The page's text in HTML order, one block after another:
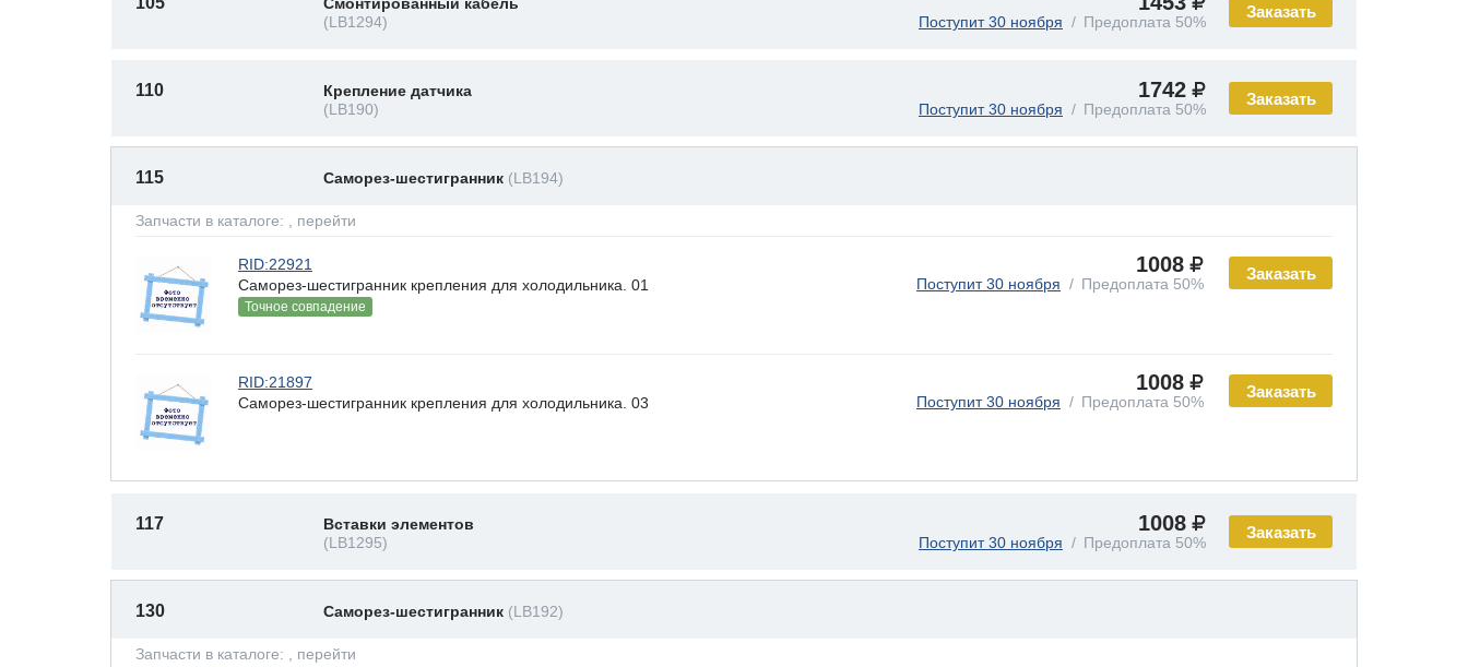
Заказать
(LB1294)
Поступит 30 ноября Предоплата 50%
Заказать
110
Крепление датчика
(LB190)
1742
Поступит 30 ноября Предоплата 50%
115 Саморез-шестигранник (LB194)
Запчасти в каталоге: , перейти
Заказать
RID:22921
Саморез-шестигранник крепления для холодильника. 01
Точное совпадение
1008
Поступит 30 ноября Предоплата 50%
Заказать
RID:21897
Саморез-шестигранник крепления для холодильника. 03
1008
Поступит 30 ноября Предоплата 50%
Заказать
117
Вставки элементов
(LB1295)
1008
Поступит 30 ноября Предоплата 50%
130 Саморез-шестигранник (LB192)
Запчасти в каталоге: , перейти